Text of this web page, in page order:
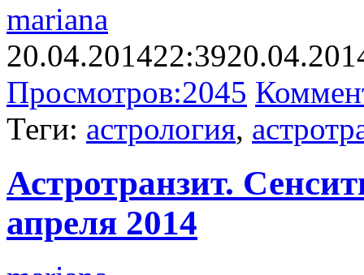
mariana
20.04.201422:39
Просмотров:2045
Теги: астрология,
Астротранзит.
апреля 2014